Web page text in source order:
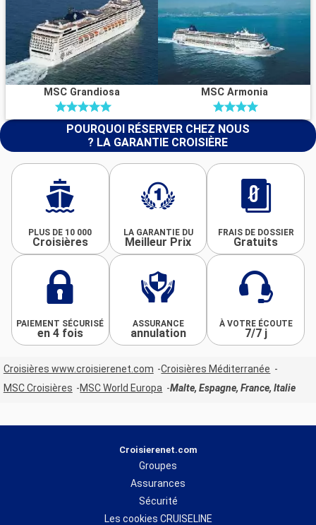
MSC Grandiosa MSC Armonia
POURQUOI RÉSERVER CHEZ NOUS
? LA GARANTIE CROISIÈRE
PLUS DE 10 000
Croisières
LA GARANTIE DU
Meilleur Prix
FRAIS DE DOSSIER
Gratuits
PAIEMENT SÉCURISÉ
en 4 fois
ASSURANCE
annulation
À VOTRE ÉCOUTE
7/7 j
Croisières www.croisierenet.com
Croisières Méditerranée
MSC Croisières
MSC World Europa Malte, Espagne, France, Italie
Croisierenet.com
Groupes
Assurances
Sécurité
Les cookies CRUISELINE